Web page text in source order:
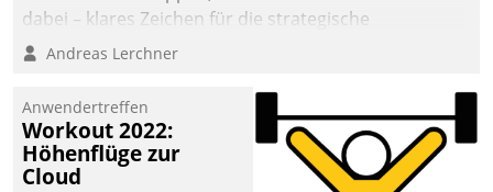
dabei – klares Zeichen für die strategische
Fokussierung auf den Kunden.
Andreas Lerchner
Anwendertreffen
Workout 2022:
Höhenflüge zur
Cloud